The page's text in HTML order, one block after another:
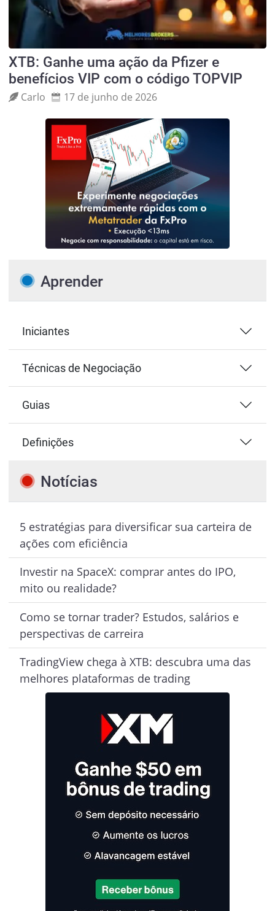
XTB: Ganhe uma ação da Pfizer e
benefícios VIP com o código TOPVIP
Carlo 17 de junho de 2026
Aprender
Iniciantes
Técnicas de Negociação
Guias
Definições
Notícias
5 estratégias para diversificar sua carteira de
ações com eficiência
Investir na SpaceX: comprar antes do IPO,
mito ou realidade?
Como se tornar trader? Estudos, salários e
perspectivas de carreira
TradingView chega à XTB: descubra uma das
melhores plataformas de trading